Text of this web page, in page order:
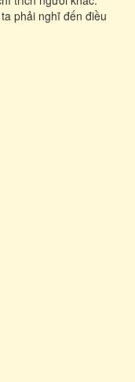
phải nghĩ đến điều